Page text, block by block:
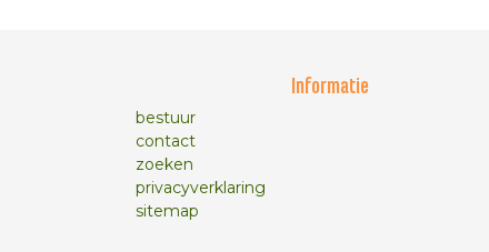
Informatie
bestuur
contact
zoeken
privacyverklaring
sitemap